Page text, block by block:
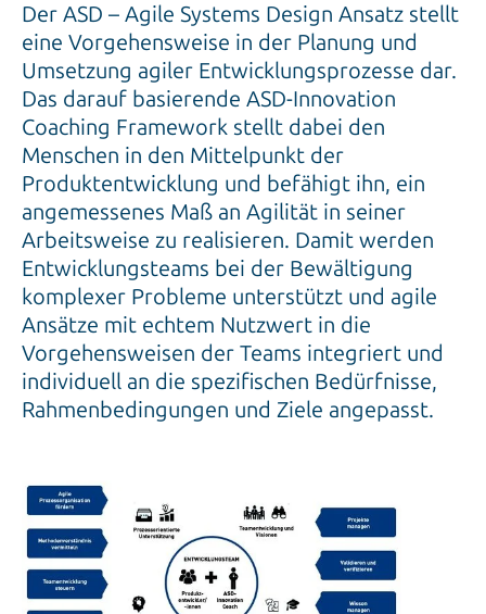
Der ASD – Agile Systems Design Ansatz stellt
eine Vorgehensweise in der Planung und
Umsetzung agiler Entwicklungsprozesse dar.
Das darauf basierende ASD-Innovation
Coaching Framework stellt dabei den
Menschen in den Mittelpunkt der
Produktentwicklung und befähigt ihn, ein
angemessenes Maß an Agilität in seiner
Arbeitsweise zu realisieren. Damit werden
Entwicklungsteams bei der Bewältigung
komplexer Probleme unterstützt und agile
Ansätze mit echtem Nutzwert in die
Vorgehensweisen der Teams integriert und
individuell an die spezifischen Bedürfnisse,
Rahmenbedingungen und Ziele angepasst.